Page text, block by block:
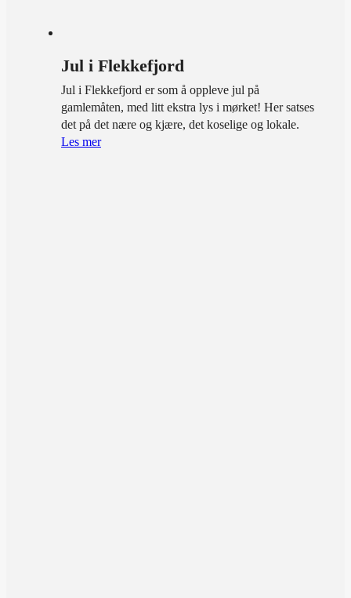
Jul i Flekkefjord
Jul i Flekkefjord er som å oppleve jul på
gamlemåten, med litt ekstra lys i mørket! Her satses
det på det nære og kjære, det koselige og lokale.
Les mer